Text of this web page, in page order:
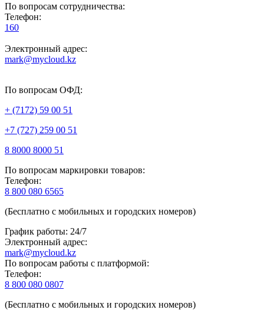
По вопросам сотрудничества:
Телефон:
160
Электронный адрес:
mark@mycloud.kz
По вопросам ОФД:
+ (7172) 59 00 51
+7 (727) 259 00 51
8 8000 8000 51
По вопросам маркировки товаров:
Телефон:
8 800 080 6565
(Бесплатно с мобильных и городских номеров)
График работы: 24/7
Электронный адрес:
mark@mycloud.kz
По вопросам работы с платформой:
Телефон:
8 800 080 0807
(Бесплатно с мобильных и городских номеров)